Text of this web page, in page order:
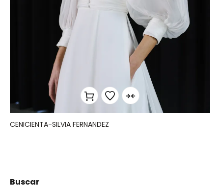
Buscar
CENICIENTA-SILVIA FERNANDEZ